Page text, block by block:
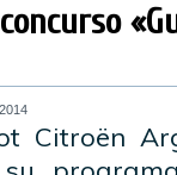
Citroën